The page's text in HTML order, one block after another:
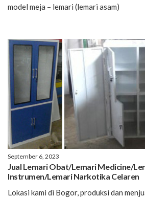
model meja – lemari (lemari asam)
September 6, 2023
Jual Lemari Obat/Lemari Medicine/
Instrumen/Lemari Narkotika Celaren
Lokasi kami di Bogor, produksi dan